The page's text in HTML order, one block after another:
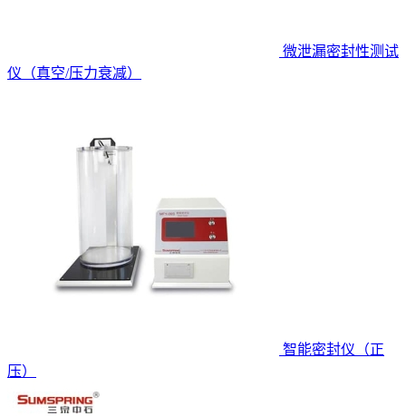
微泄漏密封性测试
仪（真空/压力衰减）
智能密封仪（正
压）